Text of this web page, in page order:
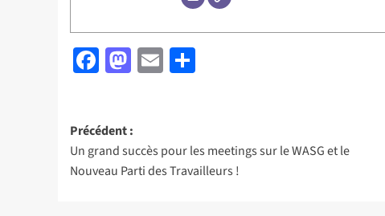
Facebook
Mastodon
Email
Navigation
d’article
Précédent :
Un grand succès pour les meetings sur le WASG et le
Nouveau Parti des Travailleurs !